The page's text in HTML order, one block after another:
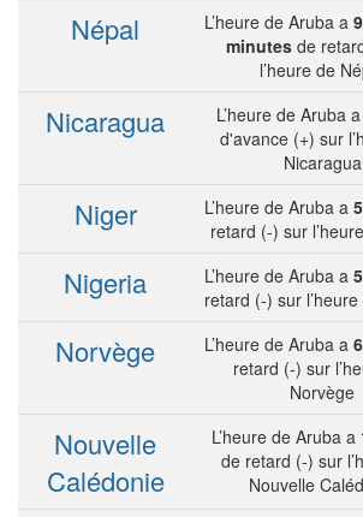
Népal L’heure de Aruba a
minutes de
l’heure de
Nicaragua L’heure de Aruba a
d'avance (+) sur
Nicaragua
Niger L’heure de Aruba a
retard (-) sur
Nigeria L’heure de Aruba a
retard (-) sur
Norvège L’heure de Aruba a
retard (-) sur
Norvège
Nouvelle
Calédonie
L’heure de Aruba a
de retard (-) sur
Nouvelle